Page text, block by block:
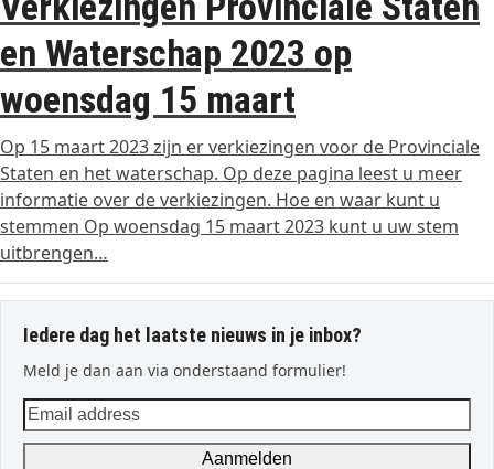
en Waterschap 2023 op
woensdag 15 maart
Op 15 maart 2023 zijn er verkiezingen voor de Provinciale
Staten en het waterschap. Op deze pagina leest u meer
informatie over de verkiezingen. Hoe en waar kunt u
stemmen Op woensdag 15 maart 2023 kunt u uw stem
uitbrengen…
Iedere dag het laatste nieuws in je inbox?
Meld je dan aan via onderstaand formulier!
Email
address
Aanmelden